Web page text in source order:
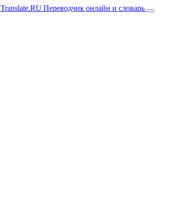
Translate.RU Переводчик онлайн и словарь